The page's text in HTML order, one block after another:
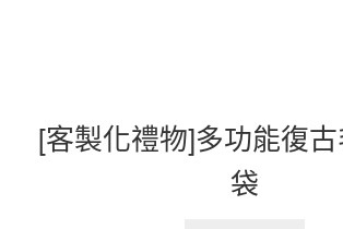
[客製化禮物]多功能復
袋